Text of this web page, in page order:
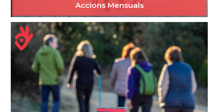
Accions Mensuals